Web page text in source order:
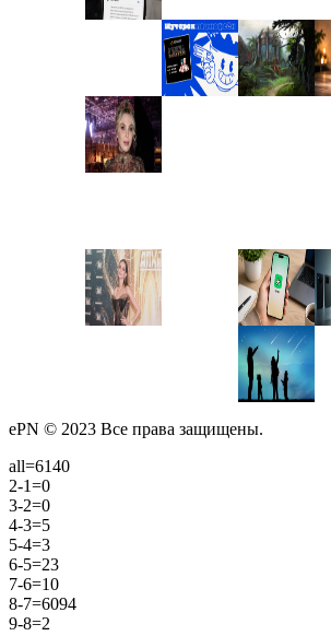
ePN © 2023 Все права защищены.
all=6140
2-1=0
3-2=0
4-3=5
5-4=3
6-5=23
7-6=10
8-7=6094
9-8=2